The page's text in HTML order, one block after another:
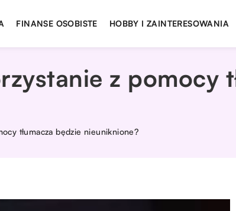
FINANSE OSOBISTE HOBBY I ZAINTERESOWANIA
z pomocy
tłumacza będzie nieuniknione?